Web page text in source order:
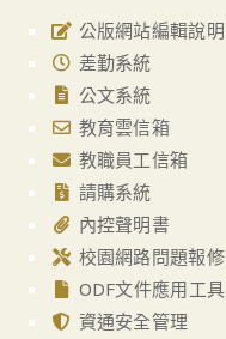
公版網站編輯說明
差勤系統
公文系統
教育雲信箱
教職員工信箱
請購系統
內控聲明書
校園網路問題報修
ODF文件應用工具
資通安全管理